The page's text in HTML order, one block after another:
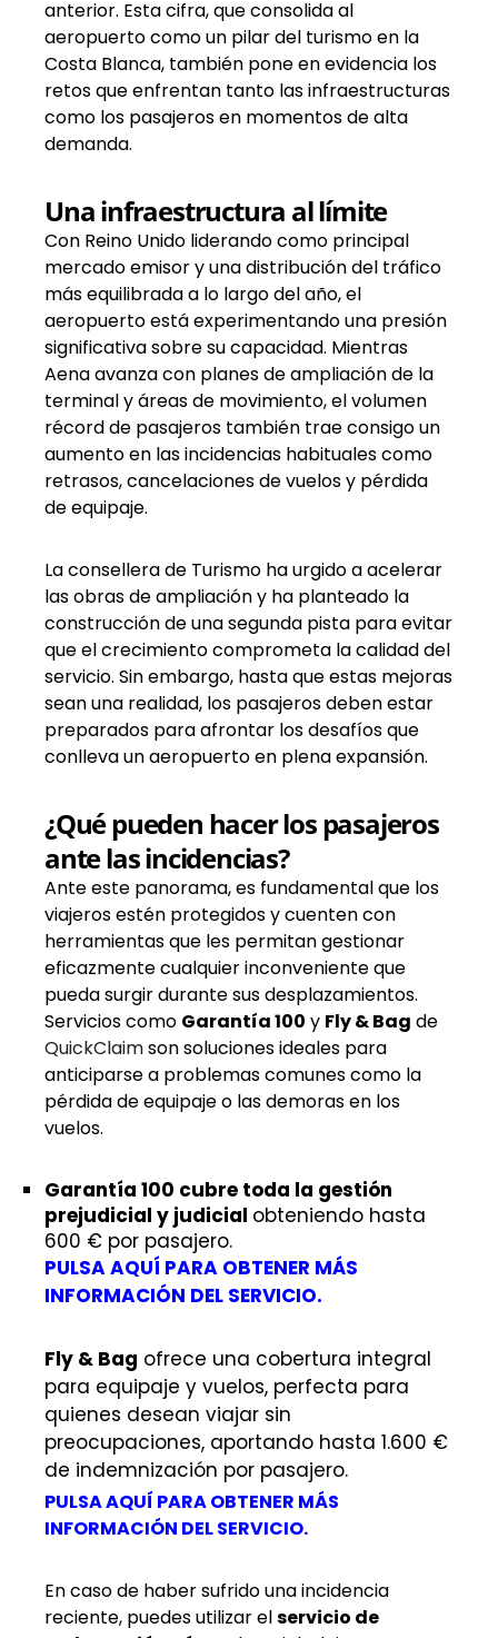
anterior. Esta cifra, que consolida al
aeropuerto como un pilar del turismo en la
Costa Blanca, también pone en evidencia los
retos que enfrentan tanto las infraestructuras
como los pasajeros en momentos de alta
demanda.
Una infraestructura al límite
Con Reino Unido liderando como principal
mercado emisor y una distribución del tráfico
más equilibrada a lo largo del año, el
aeropuerto está experimentando una presión
significativa sobre su capacidad. Mientras
Aena avanza con planes de ampliación de la
terminal y áreas de movimiento, el volumen
récord de pasajeros también trae consigo un
aumento en las incidencias habituales como
retrasos, cancelaciones de vuelos y pérdida
de equipaje.
La consellera de Turismo ha urgido a acelerar
las obras de ampliación y ha planteado la
construcción de una segunda pista para evitar
que el crecimiento comprometa la calidad del
servicio. Sin embargo, hasta que estas mejoras
sean una realidad, los pasajeros deben estar
preparados para afrontar los desafíos que
conlleva un aeropuerto en plena expansión.
¿Qué pueden hacer los pasajeros
ante las incidencias?
Ante este panorama, es fundamental que los
viajeros estén protegidos y cuenten con
herramientas que les permitan gestionar
eficazmente cualquier inconveniente que
pueda surgir durante sus desplazamientos.
Servicios como Garantía 100 y Fly & Bag de
QuickClaimson soluciones ideales para
anticiparse a problemas comunes como la
pérdida de equipaje o las demoras en los
vuelos.
Garantía 100 cubre toda la gestión
prejudicial y judicial obteniendo hasta
600 € por pasajero.
PULSA AQUÍ PARA OBTENER MÁS
INFORMACIÓN DEL SERVICIO.
Fly & Bag ofrece una cobertura integral
para equipaje y vuelos, perfecta para
quienes desean viajar sin
preocupaciones, aportando hasta 1.600 €
de indemnización por pasajero.
PULSA AQUÍ PARA OBTENER MÁS
INFORMACIÓN DEL SERVICIO.
En caso de haber sufrido una incidencia
reciente, puedes utilizar elservicio de